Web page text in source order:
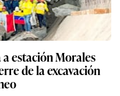
estación Morales
de la excavación